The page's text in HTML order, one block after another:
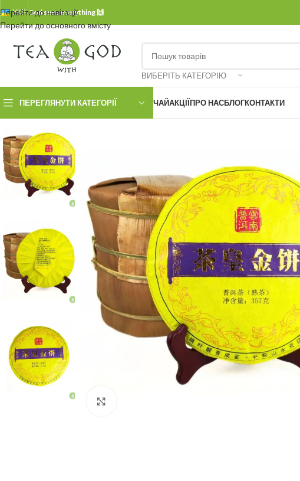
Перейти до навігації
Перейти до основного вмісту
УКР.God sees everything 🙌
ВИБЕРІТЬ КАТЕГОРІЮ
ПЕРЕГЛЯНУТИ КАТЕГОРІЇ ЧАЙАКЦІЇПРО НАСБЛОГКОНТАКТИ